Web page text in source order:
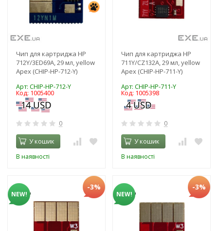
Чип для картриджа HP
712Y/3ED69A, 29 мл, yellow
Apex (CHIP-HP-712-Y)
Арт: CHIP-HP-712-Y
Код: 1005400
0
У кошик
В наявності
Чип для картриджа HP
711Y/CZ132A, 29 мл, yellow
Apex (CHIP-HP-711-Y)
Арт: CHIP-HP-711-Y
Код: 1005398
0
У кошик
В наявності
NEW!
-3%
NEW!
-3%